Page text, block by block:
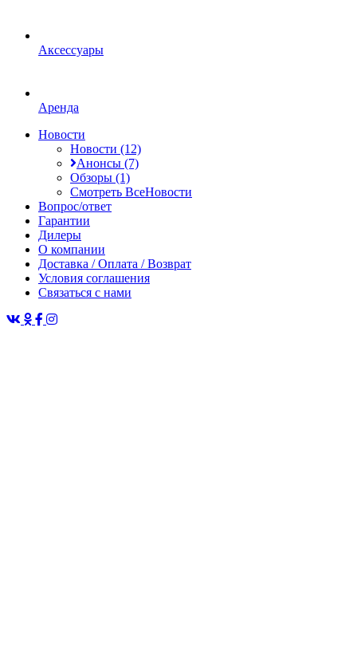
Аксессуары
Аренда
Новости
Новости (12)
Анонсы (7)
Обзоры (1)
Смотреть ВсеНовости
Вопрос/ответ
Гарантии
Дилеры
О компании
Доставка / Оплата / Возврат
Условия соглашения
Связаться с нами